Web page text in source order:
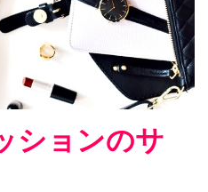
ションのサ